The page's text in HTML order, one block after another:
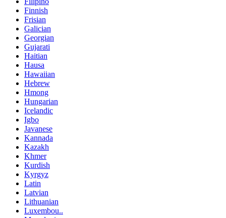
Finnish
Frisian
Galician
Georgian
Gujarati
Haitian
Hausa
Hawaiian
Hebrew
Hmong
Hungarian
Icelandic
Igbo
Javanese
Kannada
Kazakh
Khmer
Kurdish
Kyrgyz
Latin
Latvian
Lithuanian
Luxembou..